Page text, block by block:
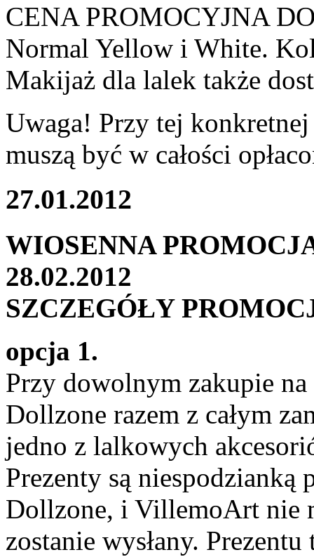
CENA PROMOCYJNA
Normal Yellow i White.
Makijaż dla lalek także
Uwaga! Przy tej
muszą być w całości
27.01.2012
WIOSENNA
28.02.2012
SZCZEGÓŁY
opcja 1.
Przy dowolnym zakupie
Dollzone razem z całym
jedno z lalkowych
Prezenty są niespodzianką
Dollzone, i VillemoArt nie
zostanie wysłany.